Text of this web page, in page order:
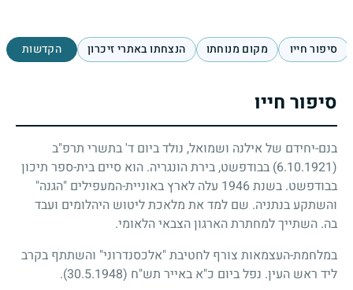
סיפור חייו מקום מנוחתו הנצחתו באתרי זיכרון הקדשות
סיפור חייו
בנם-יחידם של אילנה ושמואל, נולד ביום ד' בתשרי תרפ"ב
(6.10.1921)
בבודפשט, בירת הונגריה. הוא סיים בית-ספר תיכון
בבודפשט. בשנת1946 עלה לארץ באוניית-המעפילים "הגנה"
והשתקע בנתניה. שם למד את מלאכת ליטוש היהלומים ועבד
בה. השתייך למחתרת הארגון הצבאי הלאומי.
במלחמת-העצמאות צורף לחטיבת "אלכסנדרוני" והשתתף בקרב
ליד ראש העין. נפל ביום כ"א באייר תש"ח (30.5.1948)
.